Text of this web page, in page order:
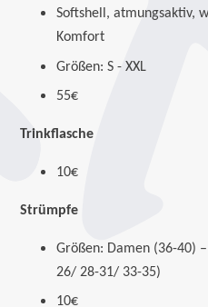
Softshell, atmungsaktiv,
Komfort
Größen: S - XXL
55€
Trinkflasche
10€
Strümpfe
Größen: Damen (36-40)
26/ 28-31/ 33-35)
10€